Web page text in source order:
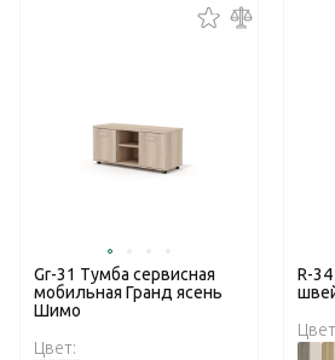
Gr-31 Тумба сервисная
мобильная Гранд ясень
Шимо
Цвет:
R-